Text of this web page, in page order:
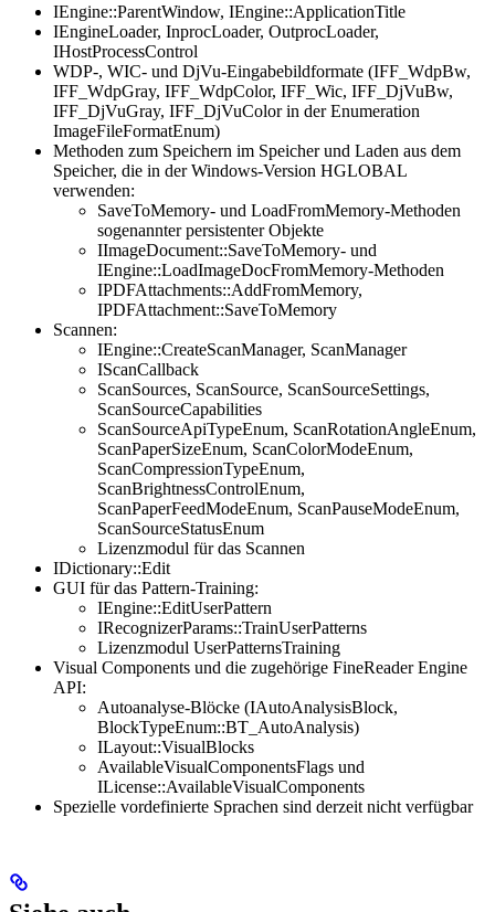
IEngine::ParentWindow, IEngine::ApplicationTitle
IEngineLoader, InprocLoader, OutprocLoader,
IHostProcessControl
WDP-, WIC- und DjVu-Eingabebildformate (IFF_WdpBw,
IFF_WdpGray, IFF_WdpColor, IFF_Wic, IFF_DjVuBw,
IFF_DjVuGray, IFF_DjVuColor in der Enumeration
ImageFileFormatEnum)
Methoden zum Speichern im Speicher und Laden aus dem
Speicher, die in der Windows-Version HGLOBAL
verwenden:
SaveToMemory- und LoadFromMemory-Methoden
sogenannter persistenter Objekte
IImageDocument::SaveToMemory- und
IEngine::LoadImageDocFromMemory-Methoden
IPDFAttachments::AddFromMemory,
IPDFAttachment::SaveToMemory
Scannen:
IEngine::CreateScanManager, ScanManager
IScanCallback
ScanSources, ScanSource, ScanSourceSettings,
ScanSourceCapabilities
ScanSourceApiTypeEnum, ScanRotationAngleEnum,
ScanPaperSizeEnum, ScanColorModeEnum,
ScanCompressionTypeEnum,
ScanBrightnessControlEnum,
ScanPaperFeedModeEnum, ScanPauseModeEnum,
ScanSourceStatusEnum
Lizenzmodul für das Scannen
IDictionary::Edit
GUI für das Pattern-Training:
IEngine::EditUserPattern
IRecognizerParams::TrainUserPatterns
Lizenzmodul UserPatternsTraining
Visual Components und die zugehörige FineReader Engine
API:
Autoanalyse-Blöcke (IAutoAnalysisBlock,
BlockTypeEnum::BT_AutoAnalysis)
ILayout::VisualBlocks
AvailableVisualComponentsFlags und
ILicense::AvailableVisualComponents
Spezielle vordefinierte Sprachen sind derzeit nicht verfügbar